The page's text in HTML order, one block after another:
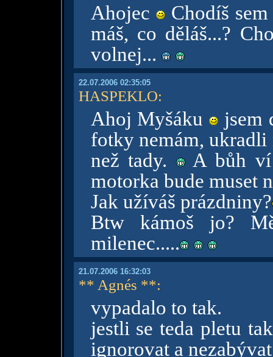
Ahojec
Chodíš sem
máš, co děláš...?
volnej...
22.07.2006 02:35:05
HASPEKLO:
Ahoj Myšáku
jsem
fotky nemám,
než tady.
A bůh ví
motorka bude muset
Jak užíváš prázdniny?
Btw kámoš jo?
milenec.....
21.07.2006 16:32:03
** Agnés **:
vypadalo to tak.
jestli se teda pletu
ignorovat a